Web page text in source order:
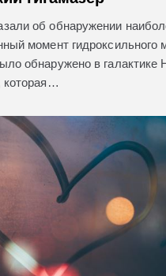
об обнаружении
момент гидроксильного
обнаружено в галактике
которая…